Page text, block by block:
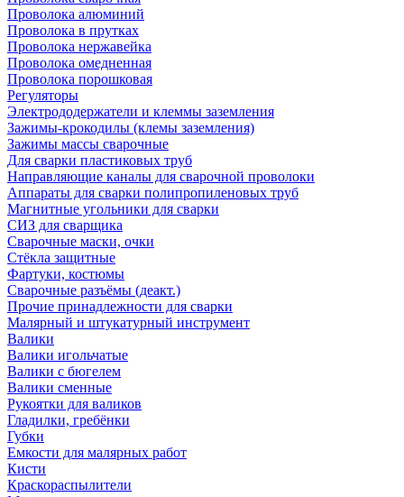
Проволока алюминий
Проволока в прутках
Проволока нержавейка
Проволока омедненная
Проволока порошковая
Регуляторы
Электрододержатели и клеммы заземления
Зажимы-крокодилы (клемы заземления)
Зажимы массы сварочные
Для сварки пластиковых труб
Направляющие каналы для сварочной проволоки
Аппараты для сварки полипропиленовых труб
Магнитные угольники для сварки
СИЗ для сварщика
Сварочные маски, очки
Стёкла защитные
Фартуки, костюмы
Сварочные разъёмы (деакт.)
Прочие принадлежности для сварки
Малярный и штукатурный инструмент
Валики
Валики игольчатые
Валики с бюгелем
Валики сменные
Рукоятки для валиков
Гладилки, гребёнки
Губки
Емкости для малярных работ
Кисти
Краскораспылители